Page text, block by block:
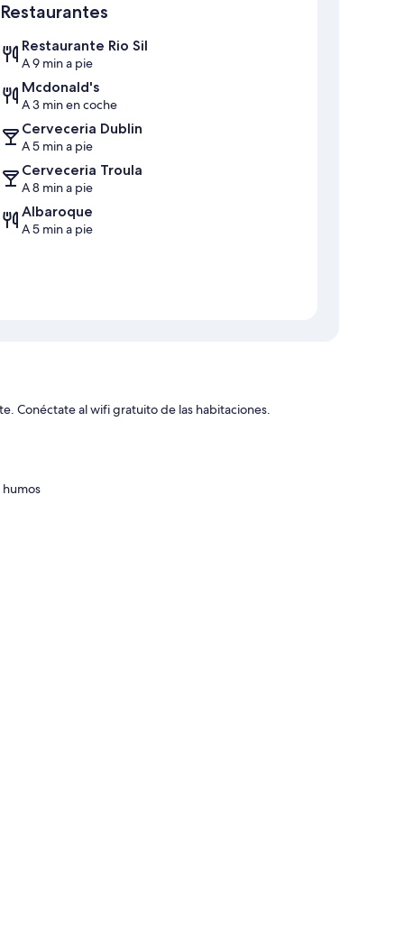
Restaurantes
Restaurante Rio Sil
A 9 min a pie
Mcdonald's
A 3 min en coche
Cerveceria Dublin
A 5 min a pie
Cerveceria Troula
A 8 min a pie
Albaroque
A 5 min a pie
Conéctate al wifi gratuito de las habitaciones.
humos